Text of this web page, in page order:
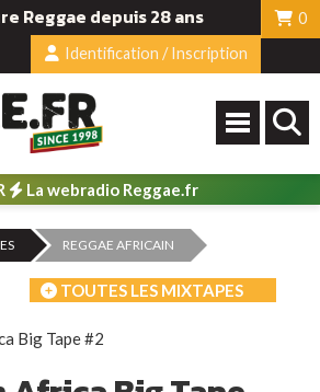
Reggae depuis 28 ans
0
Identification / Inscription
La webradio Reggae.fr
REGGAE AFRICAIN
TOUTES LES MIXTAPES